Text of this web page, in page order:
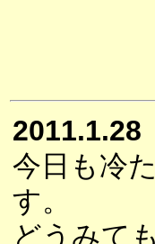
2011.1.28
今日も冷
す。
どうみて